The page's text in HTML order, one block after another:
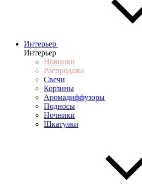
Интерьер
Интерьер
Новинки
Распродажа
Свечи
Корзины
Аромадиффузоры
Подносы
Ночники
Шкатулки